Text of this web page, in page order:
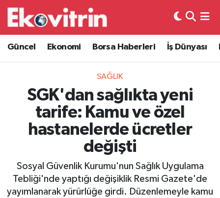
Güncel Ekonomi Borsa Haberleri İş Dünyası
SAĞLIK
SGK'dan sağlıkta yeni
tarife: Kamu ve özel
hastanelerde ücretler
değişti
Sosyal Güvenlik Kurumu'nun Sağlık Uygulama
Tebliği'nde yaptığı değişiklik Resmi Gazete'de
yayımlanarak yürürlüğe girdi. Düzenlemeyle kamu
Güncel
Ekonomi
Borsa Haberleri
İş Dünyası
Lojistik
Otovitrin
Asayiş
Hava Durumu
Trafik Durumu
Süper Lig Puan Durumu ve Fikstür
Tüm Manşetler
Son Dakika Haberleri
Haber Arşivi